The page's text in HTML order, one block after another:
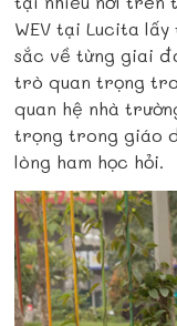
WEV tại Lucita
sắc về từng giai
trò quan trọng
quan hệ nhà
trọng trong giáo
lòng ham học hỏi.